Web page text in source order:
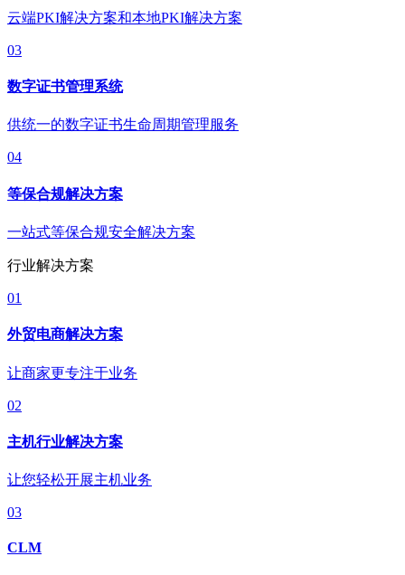
云端PKI解决方案和本地PKI解决方案
03
数字证书管理系统
供统一的数字证书生命周期管理服务
04
等保合规解决方案
一站式等保合规安全解决方案
行业解决方案
01
外贸电商解决方案
让商家更专注于业务
02
主机行业解决方案
让您轻松开展主机业务
03
CLM